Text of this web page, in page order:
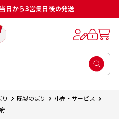
日から3営業日後の発送
既製のぼり
小売・サービス